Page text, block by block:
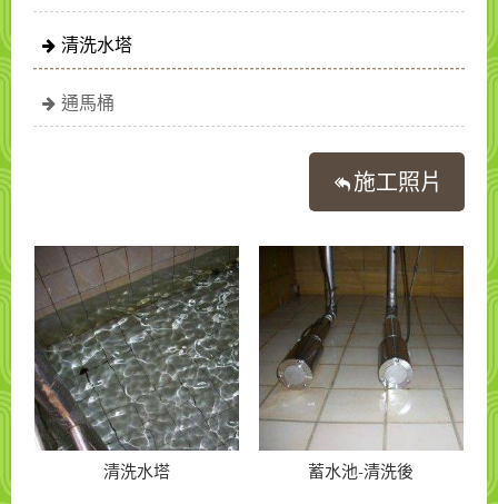
清洗水塔
通馬桶
施工照片
清洗水塔 蓄水池-清洗後